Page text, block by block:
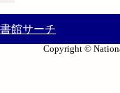
館サーチ
Copyright ©